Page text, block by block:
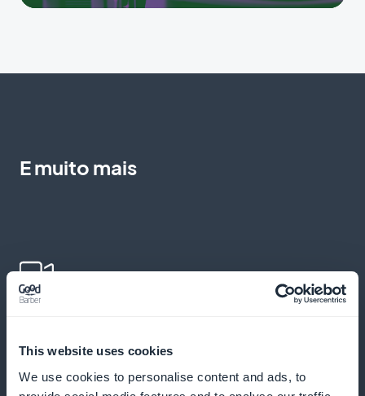
This website uses cookies
We use cookies to personalise content and ads, to
E muito mais
Sugerir vídeos para ilustrar a pronúncia e a gramática
do inglês para aprimorar o aprendizado